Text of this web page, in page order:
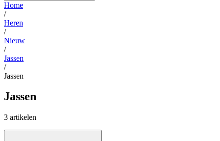
Home
/
Heren
/
Nieuw
/
Jassen
/
Jassen
Jassen
3 artikelen